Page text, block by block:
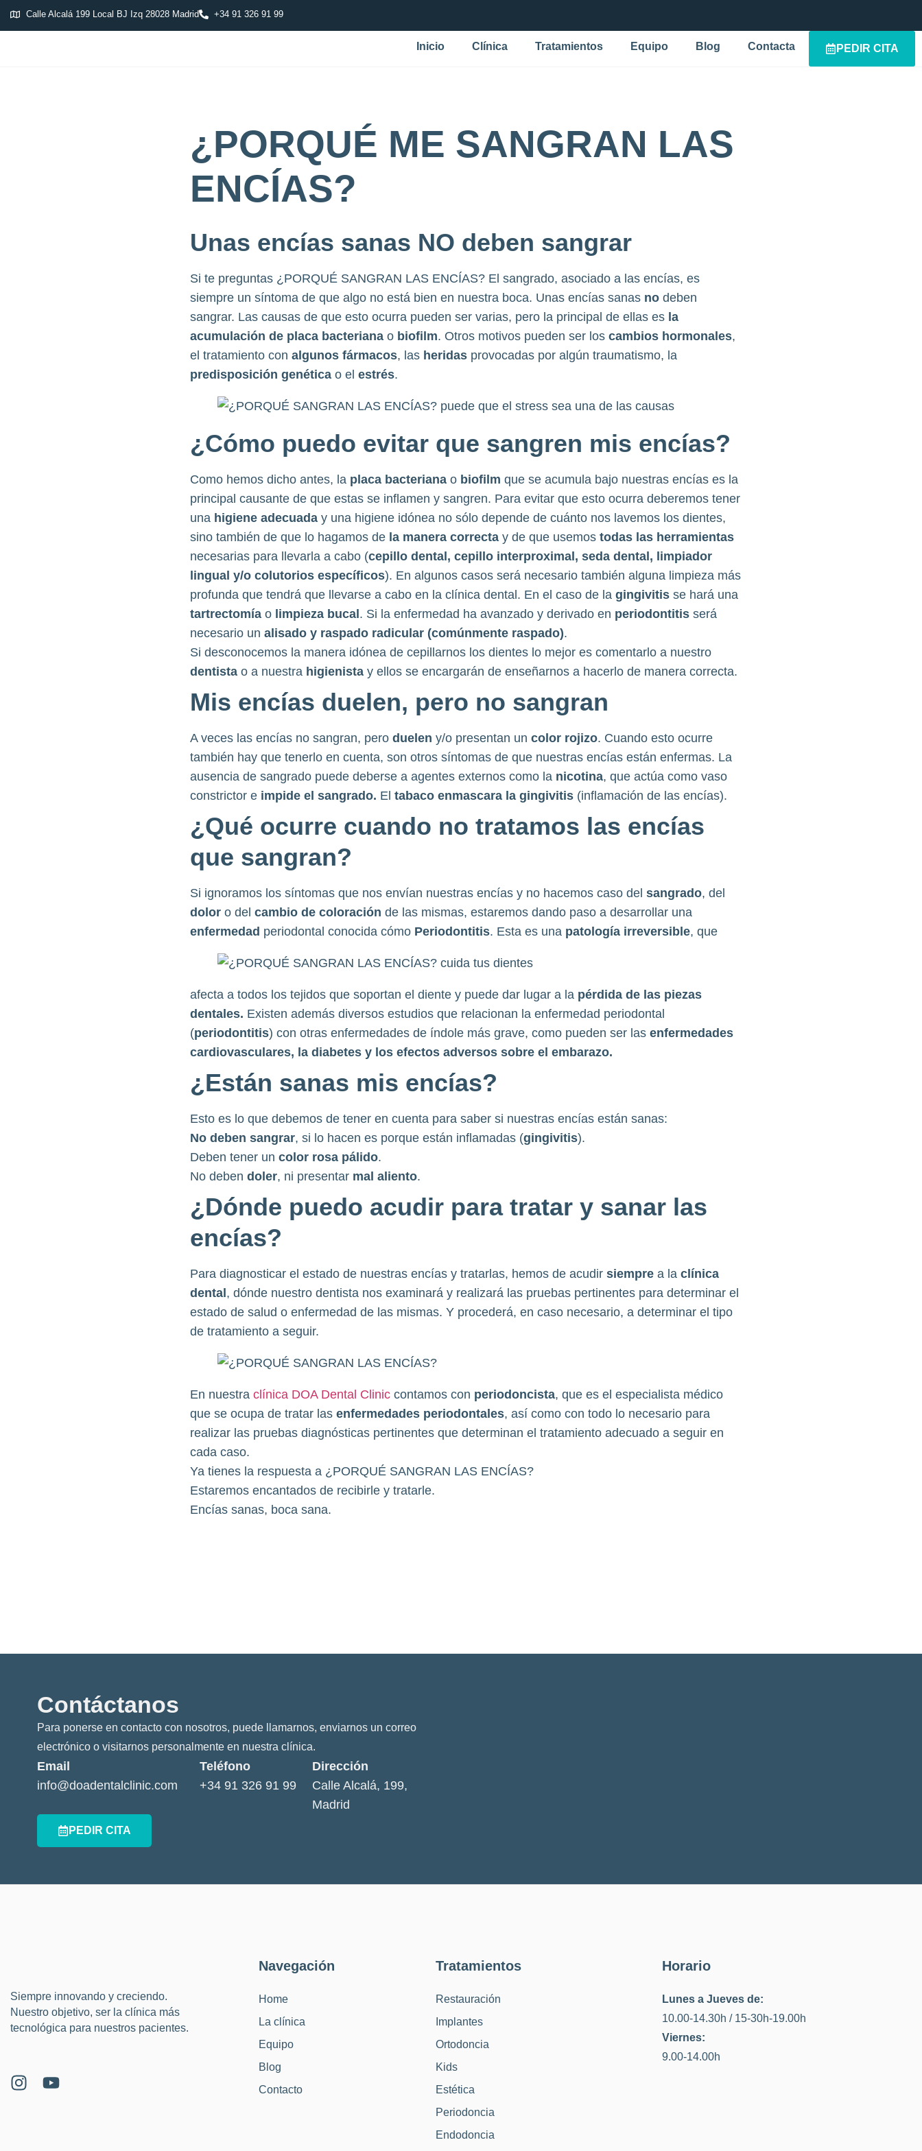
Calle Alcalá 199 Local BJ Izq 28028 Madrid +34 91 326 91 99
Inicio Clínica Tratamientos Equipo Blog Contacta PEDIR CITA
¿PORQUÉ ME SANGRAN LAS
ENCÍAS?
Unas encías sanas NO deben sangrar
Si te preguntas ¿PORQUÉ SANGRAN LAS ENCÍAS? El sangrado, asociado a las encías, es
siempre un síntoma de que algo no está bien en nuestra boca. Unas encías sanas no deben
sangrar. Las causas de que esto ocurra pueden ser varias, pero la principal de ellas es la
acumulación de placa bacteriana o biofilm. Otros motivos pueden ser los cambios hormonales,
el tratamiento con algunos fármacos, las heridas provocadas por algún traumatismo, la
predisposición genética o el estrés.
¿Cómo puedo evitar que sangren mis encías?
Como hemos dicho antes, la placa bacteriana o biofilm que se acumula bajo nuestras encías es la
principal causante de que estas se inflamen y sangren. Para evitar que esto ocurra deberemos tener
una higiene adecuada y una higiene idónea no sólo depende de cuánto nos lavemos los dientes,
sino también de que lo hagamos de la manera correcta y de que usemos todas las herramientas
necesarias para llevarla a cabo (cepillo dental, cepillo interproximal, seda dental, limpiador
lingual y/o colutorios específicos). En algunos casos será necesario también alguna limpieza más
profunda que tendrá que llevarse a cabo en la clínica dental. En el caso de la gingivitis se hará una
tartrectomía o limpieza bucal . Si la enfermedad ha avanzado y derivado en periodontitis será
necesario un alisado y raspado radicular (comúnmente raspado).
Si desconocemos la manera idónea de cepillarnos los dientes lo mejor es comentarlo a nuestro
dentista o a nuestra higienista y ellos se encargarán de enseñarnos a hacerlo de manera correcta.
Mis encías duelen, pero no sangran
A veces las encías no sangran, pero duelen y/o presentan un color rojizo. Cuando esto ocurre
también hay que tenerlo en cuenta, son otros síntomas de que nuestras encías están enfermas. La
ausencia de sangrado puede deberse a agentes externos como la nicotina, que actúa como vaso
constrictor e impide el sangrado. El tabaco enmascara la gingivitis (inflamación de las encías).
¿Qué ocurre cuando no tratamos las encías
que sangran?
Si ignoramos los síntomas que nos envían nuestras encías y no hacemos caso del sangrado, del
dolor o del cambio de coloración de las mismas, estaremos dando paso a desarrollar una
enfermedad periodontal conocida cómo Periodontitis. Esta es una patología irreversible, que
afecta a todos los tejidos que soportan el diente y puede dar lugar a la pérdida de las piezas
dentales. Existen además diversos estudios que relacionan la enfermedad periodontal
(periodontitis) con otras enfermedades de índole más grave, como pueden ser las enfermedades
cardiovasculares, la diabetes y los efectos adversos sobre el embarazo.
¿Están sanas mis encías?
Esto es lo que debemos de tener en cuenta para saber si nuestras encías están sanas:
No deben sangrar, si lo hacen es porque están inflamadas (gingivitis).
Deben tener un color rosa pálido.
No deben doler, ni presentar mal aliento.
¿Dónde puedo acudir para tratar y sanar las
encías?
Para diagnosticar el estado de nuestras encías y tratarlas, hemos de acudir siempre a la clínica
dental , dónde nuestro dentista nos examinará y realizará las pruebas pertinentes para determinar el
estado de salud o enfermedad de las mismas. Y procederá, en caso necesario, a determinar el tipo
de tratamiento a seguir.
En nuestra clínica DOA Dental Cliniccontamos con periodoncista, que es el especialista médico
que se ocupa de tratar las enfermedades periodontales, así como con todo lo necesario para
realizar las pruebas diagnósticas pertinentes que determinan el tratamiento adecuado a seguir en
cada caso.
Ya tienes la respuesta a ¿PORQUÉ SANGRAN LAS ENCÍAS?
Estaremos encantados de recibirle y tratarle.
Encías sanas, boca sana.
Contáctanos
Para ponerse en contacto con nosotros, puede llamarnos, enviarnos un correo
electrónico o visitarnos personalmente en nuestra clínica.
Email
info@doadentalclinic.com
Teléfono
+34 91 326 91 99
Dirección
Calle Alcalá, 199,
Madrid
PEDIR CITA
Siempre innovando y creciendo.
Nuestro objetivo, ser la clínica más
tecnológica para nuestros pacientes.
Navegación
Home
La clínica
Equipo
Blog
Contacto
Tratamientos
Restauración
Implantes
Ortodoncia
Kids
Estética
Periodoncia
Endodoncia
Horario
Lunes a Jueves de:
10.00-14.30h / 15-30h-19.00h
Viernes:
9.00-14.00h